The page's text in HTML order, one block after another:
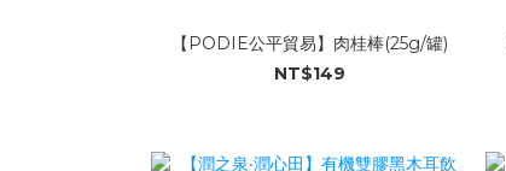
【PODIE公平貿易】肉桂棒(25g/罐)
NT$149